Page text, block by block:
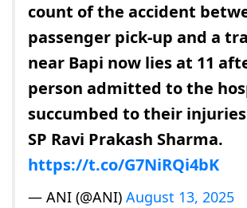
count of the accident
passenger pick-up and a
near Bapi now lies at 11
person admitted to the
succumbed to their
SP Ravi Prakash Sharma.
https://t.co/G7NiRQi4bK
— ANI (@ANI) August 13, 2025